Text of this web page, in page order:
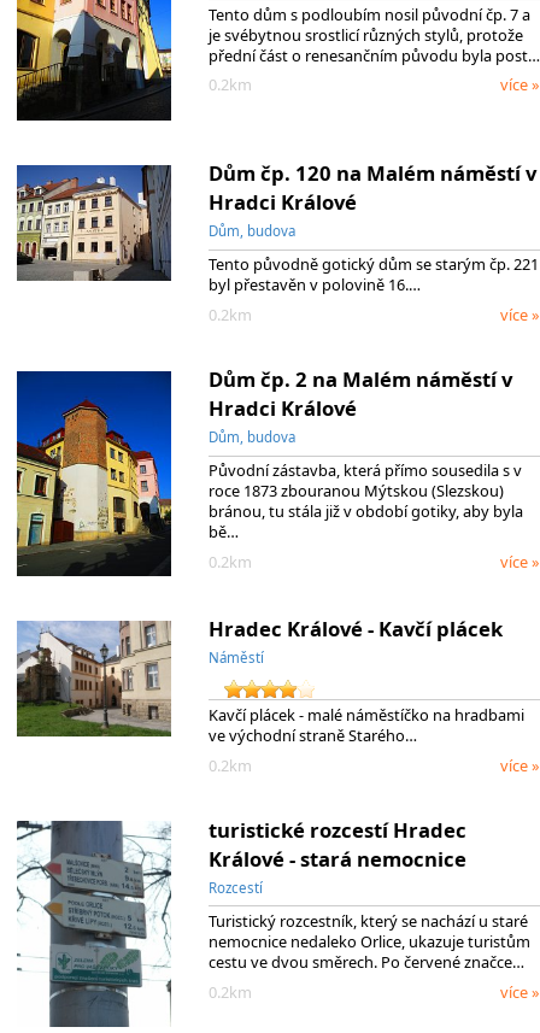
Tento dům s podloubím nosil původní čp. 7 a
je svébytnou srostlicí různých stylů, protože
přední část o renesančním původu byla post…
0.2km
více »
Dům čp. 120 na Malém náměstí v
Hradci Králové
Dům, budova
Tento původně gotický dům se starým čp. 221
byl přestavěn v polovině 16.…
0.2km
více »
Dům čp. 2 na Malém náměstí v
Hradci Králové
Dům, budova
Původní zástavba, která přímo sousedila s v
roce 1873 zbouranou Mýtskou (Slezskou)
bránou, tu stála již v období gotiky, aby byla
bě…
0.2km
více »
Hradec Králové - Kavčí plácek
Náměstí
Kavčí plácek - malé náměstíčko na hradbami
ve východní straně Starého…
0.2km
více »
turistické rozcestí Hradec
Králové - stará nemocnice
Rozcestí
Turistický rozcestník, který se nachází u staré
nemocnice nedaleko Orlice, ukazuje turistům
cestu ve dvou směrech. Po červené značce…
0.2km
více »